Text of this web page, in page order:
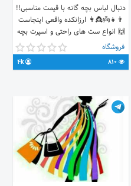
دنبال لباس بچه گانه با قیمت مناسبی!!
👨👧👼👸👩 ارزانکده واقعی اینجاست
🙌 انواع ست های راحتی و اسپرت بچه
گانه با یکبار خرید مشتری دائم ما
میشوید😎😍 کیفیت را ارزان بخرید..👌
👌
فروشگاه
4k